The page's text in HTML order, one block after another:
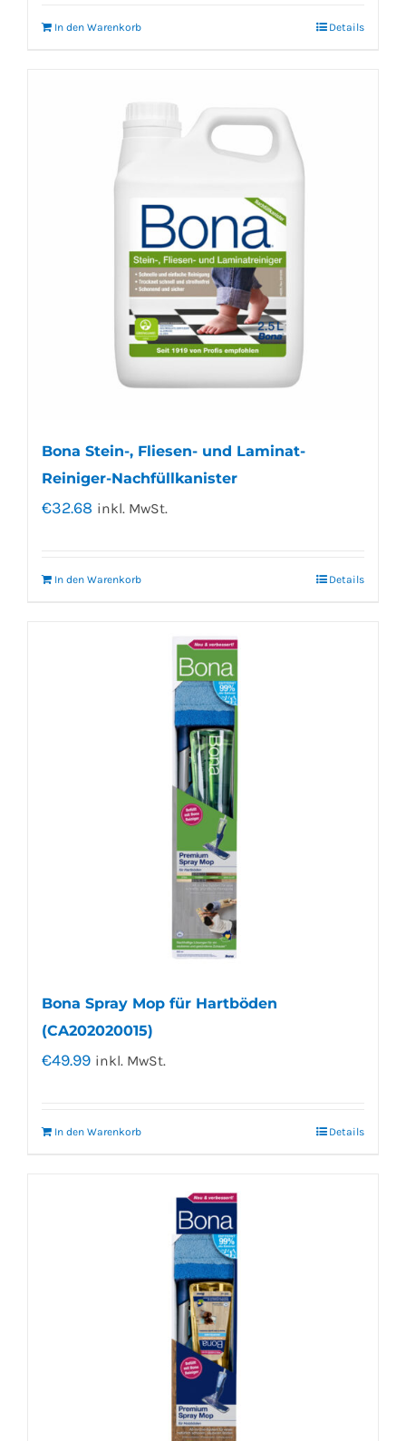
In den Warenkorb Details
Bona Stein-, Fliesen- und Laminat-
Reiniger-Nachfüllkanister
€32.68 inkl. MwSt.
In den Warenkorb Details
Bona Spray Mop für Hartböden
(CA202020015)
€49.99 inkl. MwSt.
In den Warenkorb Details